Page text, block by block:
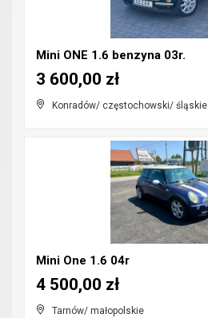
Mini ONE 1.6 benzyna 03r.
Konradów/ częstochowski/ śląskie
3 600,00 zł
Mini One 1.6 04r
Tarnów/ małopolskie
4 500,00 zł